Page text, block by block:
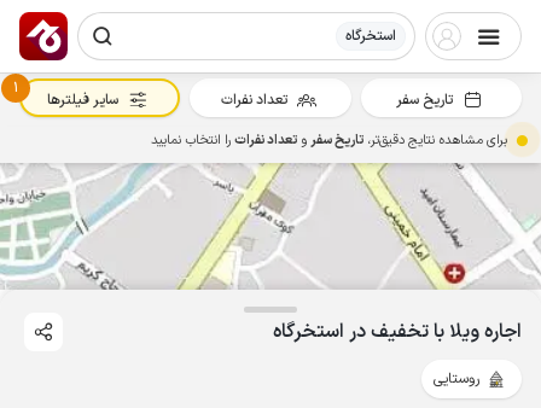
استخرگاه
4.7
اجاره ویلا با تخفیف در استخرگاه
روستایی
تاریخ سفر تعداد نفرات
1
سایر فیلترها
برای مشاهده نتایج دقیق‌تر، تاریخ سفرو تعداد نفراترا انتخاب نمایید